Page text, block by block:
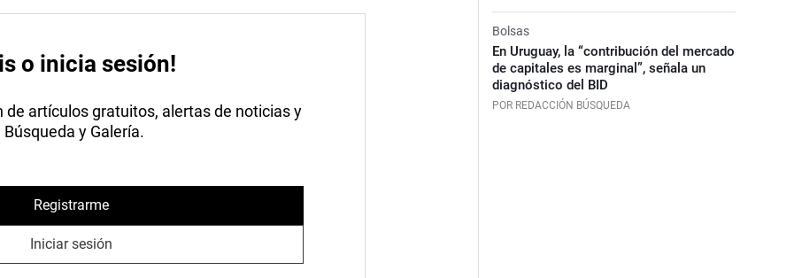
o inicia sesión!
de artículos gratuitos, alertas de noticias y
y Galería.
Registrarme
Iniciar sesión
Bolsas
En Uruguay, la “contribución del mercado
de capitales es marginal”, señala un
diagnóstico del BID
POR REDACCIÓN BÚSQUEDA